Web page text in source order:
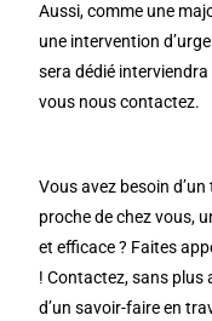
Aussi, comme une
une intervention
sera dédié
vous nous contactez.
Vous avez besoin
proche de chez vous,
et efficace ? Faites
! Contactez, sans plus
d’un savoir-faire en